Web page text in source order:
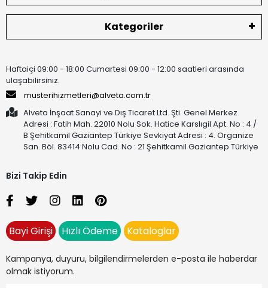
Kategoriler
Haftaiçi 09:00 - 18:00 Cumartesi 09:00 - 12:00 saatleri arasında
ulaşabilirsiniz.
musterihizmetleri@alveta.com.tr
Alveta İnşaat Sanayi ve Dış Ticaret Ltd. Şti. Genel Merkez
Adresi : Fatih Mah. 22010 Nolu Sok. Hatice Karslıgil Apt. No : 4 /
B Şehitkamil Gaziantep Türkiye Sevkiyat Adresi : 4. Organize
San. Böl. 83414 Nolu Cad. No : 21 Şehitkamil Gaziantep Türkiye
Bizi Takip Edin
Bayi Girişi Hızlı Ödeme Kataloglar
Kampanya, duyuru, bilgilendirmelerden e-posta ile haberdar
olmak istiyorum.